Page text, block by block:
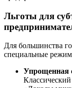
Льготы для
Для большинства
специальные
Упрощенная